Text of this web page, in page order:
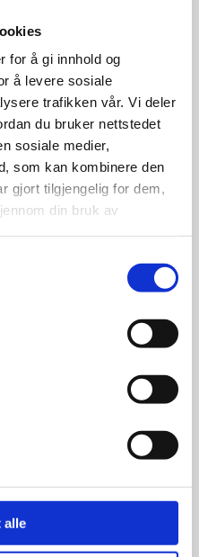
for å gi innhold og
å levere sosiale
trafikken vår. Vi deler
du bruker nettstedet
sosiale medier,
som kan kombinere den
gjort tilgjengelig for dem,
din bruk av
alle
165R15 86S